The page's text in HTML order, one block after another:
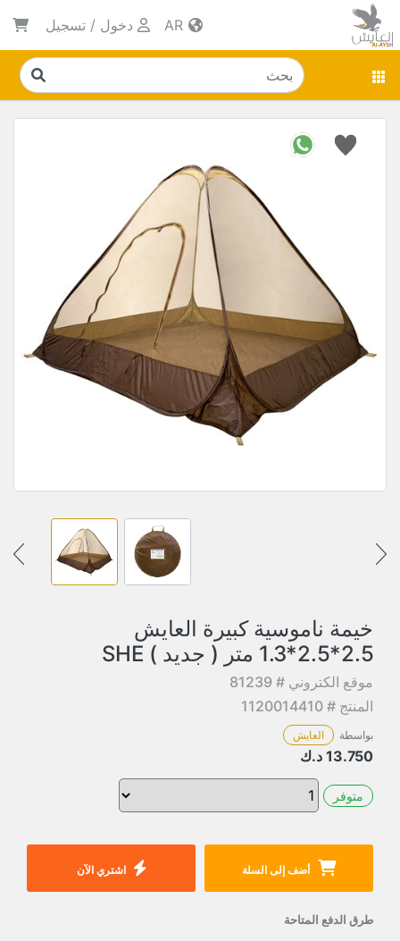
دخول / تسجيل
خيمة ناموسية كبيرة العايش
2.5*2.5*1.3 متر ( جديد ) SHE
موقع الكتروني # 81239
المنتج # 1120014410
بواسطة العايش
13.750 د.ك
متوفر
أضف إلى السلة اشتري الآن
طرق الدفع المتاحة